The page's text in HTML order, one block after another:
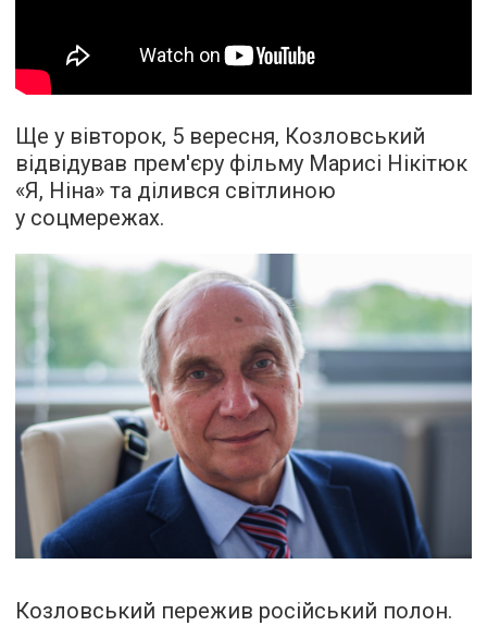
Ще у вівторок, 5 вересня, Козловський
відвідував прем'єру фільму Марисі Нікітюк
«Я, Ніна» та ділився світлиною
у соцмережах.
Козловський пережив російський полон.